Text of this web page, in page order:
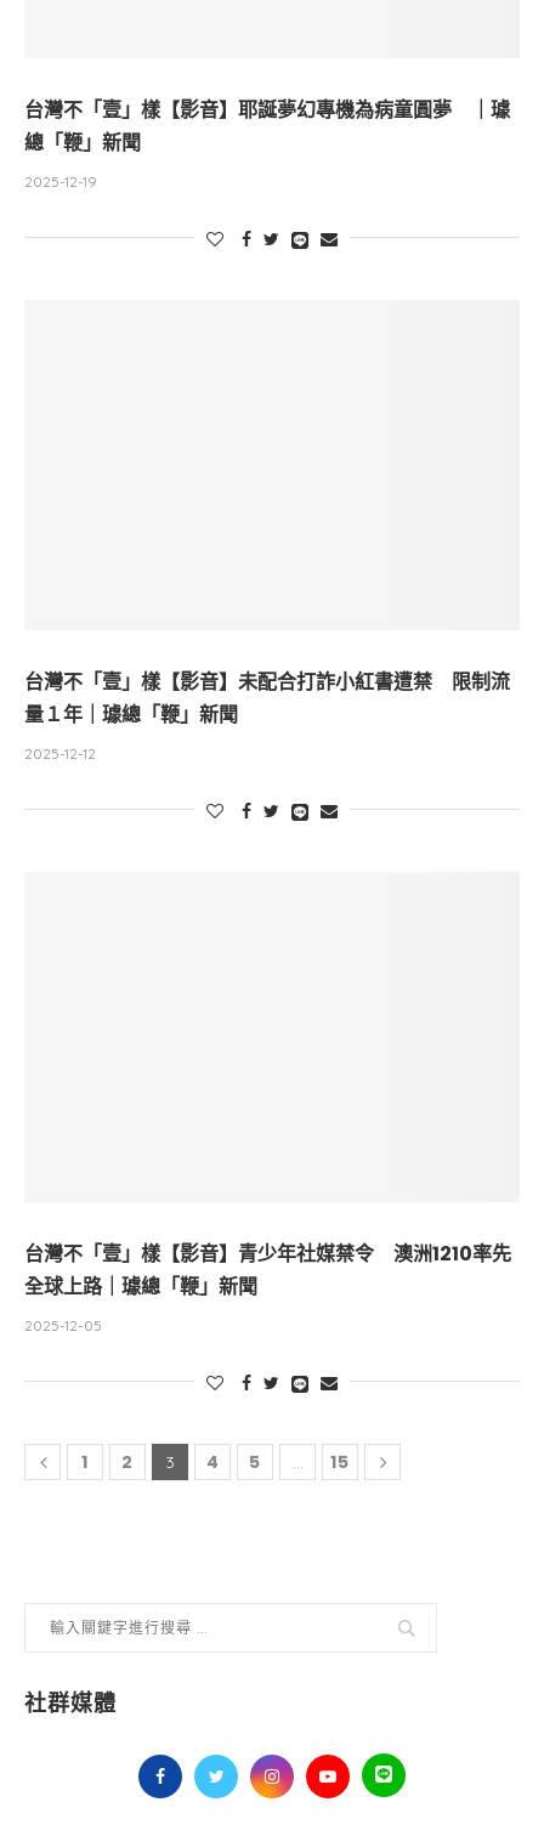
台灣不「壹」樣【影音】耶誕夢幻專機為病童圓夢 ｜璩
總「鞭」新聞
2025-12-19
台灣不「壹」樣【影音】未配合打詐小紅書遭禁 限制流
量１年｜璩總「鞭」新聞
2025-12-12
台灣不「壹」樣【影音】青少年社媒禁令 澳洲1210率先
全球上路｜璩總「鞭」新聞
2025-12-05
1 2 3 4 5 ... 15
社群媒體